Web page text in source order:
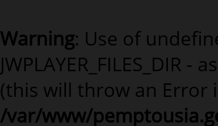
Warning: Use of
JWPLAYER_FILES_DIR -
(this will throw an Error
/var/www/